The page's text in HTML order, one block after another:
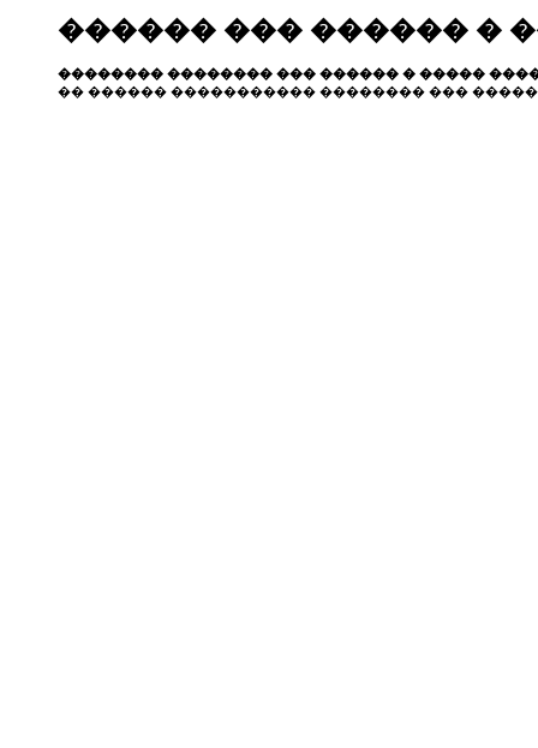
������ ��� ������ �
�������� �������� ��� ������ � �����
�� ������ ����������� �������� ���